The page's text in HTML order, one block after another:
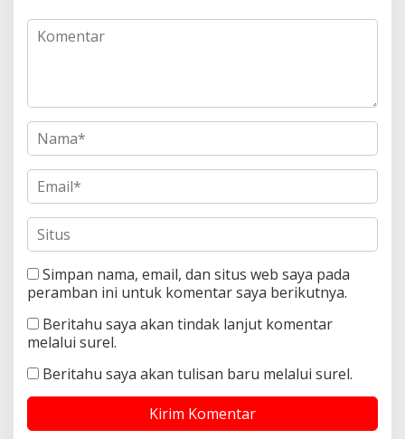
Simpan nama, email, dan situs web saya pada
peramban ini untuk komentar saya berikutnya.
Beritahu saya akan tindak lanjut komentar
melalui surel.
Beritahu saya akan tulisan baru melalui surel.